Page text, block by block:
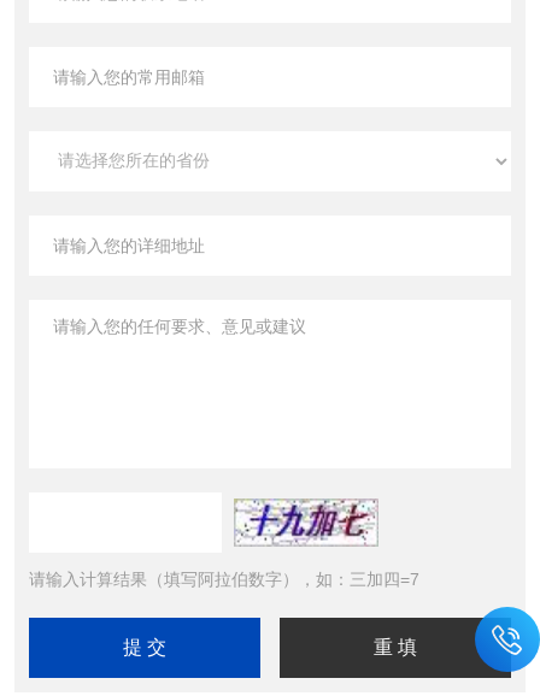
请输入计算结果（填写阿拉伯数字），如：三加四=7